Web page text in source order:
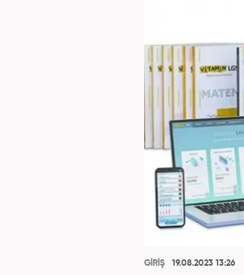
GİRİŞ 19.08.2023 13:26